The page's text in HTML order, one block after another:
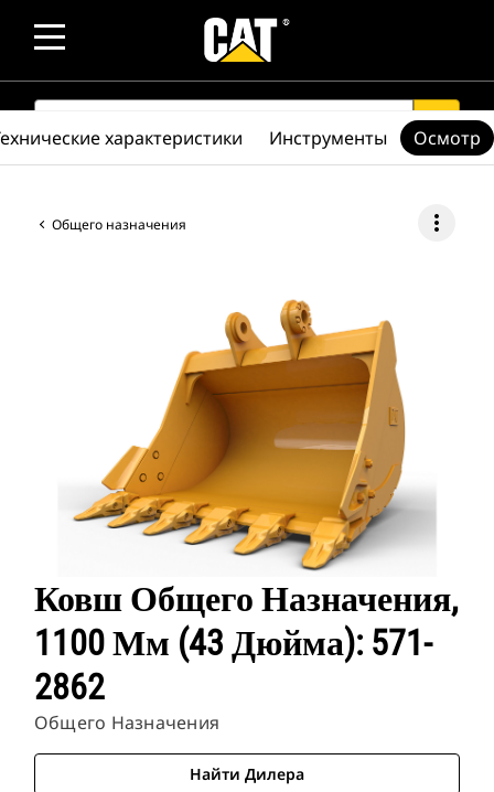
SEARCH search
Общего назначения more_vert
Ковш Общего Назначения,
1100 Мм (43 Дюйма): 571-
2862
Общего Назначения
Найти Дилера
характеристики Инструменты Осмотр